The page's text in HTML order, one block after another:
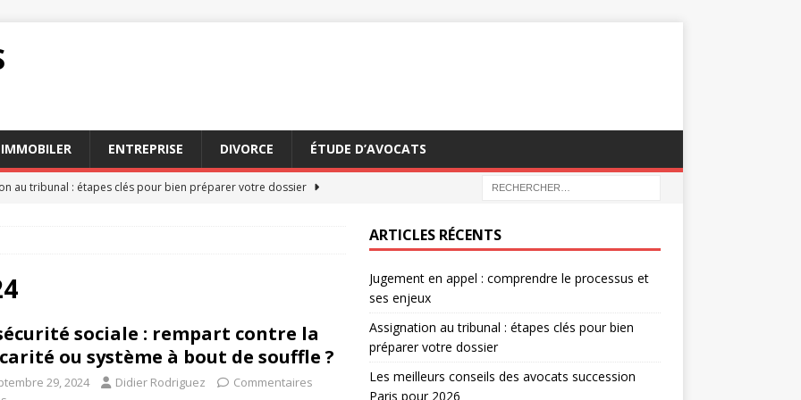
IMMOBILER ENTREPRISE DIVORCE ÉTUDE D’AVOCATS
au tribunal : étapes clés pour bien préparer votre dossier
: comment estimer les dommages et intérêts dus
appel : comprendre le processus et ses enjeux DROIT
sociale : rempart contre la
ou système à bout de souffle ?
29, 2024 Didier Rodriguez
Commentaires
ARTICLES RÉCENTS
Jugement en appel : comprendre le processus et
ses enjeux
Assignation au tribunal : étapes clés pour bien
préparer votre dossier
Les meilleurs conseils des avocats succession
Paris pour 2026